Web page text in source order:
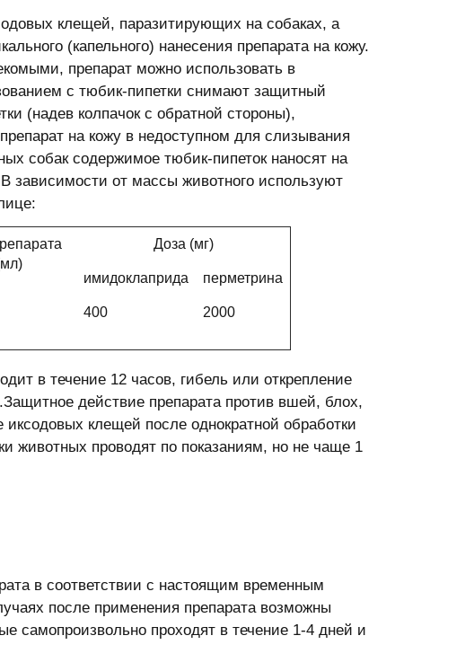
клещей, паразитирующих на собаках, а
(капельного) нанесения препарата на кожу.
препарат можно использовать в
с тюбик-пипетки снимают защитный
(надев колпачок с обратной стороны),
на кожу в недоступном для слизывания
собак содержимое тюбик-пипеток наносят на
зависимости от массы животного используют
Доза (мг)
имидоклаприда перметрина
400 2000
в течение 12 часов, гибель или открепление
действие препарата против вшей, блох,
клещей после однократной обработки
животных проводят по показаниям, но не чаще 1
в соответствии с настоящим временным
после применения препарата возможны
самопроизвольно проходят в течение 1-4 дней и